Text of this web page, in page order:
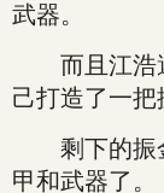
武器。
而且江浩還
己打造了一把
剩下的振金
甲和武器了。